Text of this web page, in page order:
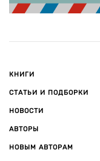
КНИГИ
СТАТЬИ И ПОДБОРКИ
НОВОСТИ
АВТОРЫ
НОВЫМ АВТОРАМ